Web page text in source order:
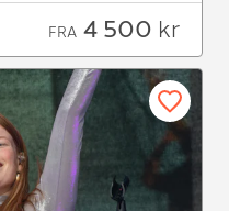
FRA 4 500 kr